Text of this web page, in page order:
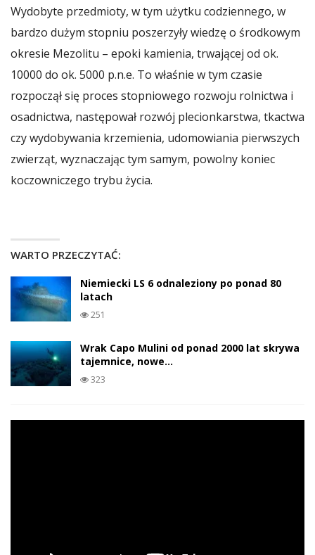
Wydobyte przedmioty, w tym użytku codziennego, w
bardzo dużym stopniu poszerzyły wiedzę o środkowym
okresie Mezolitu – epoki kamienia, trwającej od ok.
10000 do ok. 5000 p.n.e. To właśnie w tym czasie
rozpoczął się proces stopniowego rozwoju rolnictwa i
osadnictwa, następował rozwój plecionkarstwa, tkactwa
czy wydobywania krzemienia, udomowiania pierwszych
zwierząt, wyznaczając tym samym, powolny koniec
koczowniczego trybu życia.
WARTO PRZECZYTAĆ:
Niemiecki LS 6 odnaleziony po ponad 80
latach
251
Wrak Capo Mulini od ponad 2000 lat skrywa
tajemnice, nowe…
323